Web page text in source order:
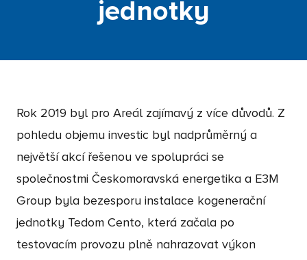
jednotky
Rok 2019 byl pro Areál zajímavý z více důvodů. Z
pohledu objemu investic byl nadprůměrný a
největší akcí řešenou ve spolupráci se
společnostmi Českomoravská energetika a E3M
Group byla bezesporu instalace kogenerační
jednotky Tedom Cento, která začala po
testovacím provozu plně nahrazovat výkon